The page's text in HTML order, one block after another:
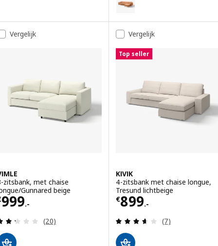
Optie: LANDSKRONA, 4-
Optie: LANDSKRONA, 4-
Vergelijk
zitsbank, met chaise
Gunnared beige
999.-
€ 999.-
Beoordeling: 2.3 van 5 sterren. Totaal
(20)
Vergelijk
Top seller
KIVIK
4-zitsbank met chaise longue,
Tresund lichtbeige
€899.-
Prijs € 899.-
Beoordeling:
(7)